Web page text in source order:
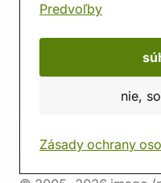
Predvoľby
nie,
Zásady ochrany
Hodnotenie obchodu